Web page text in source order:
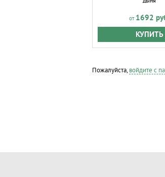
1692
КУПИТЬ
Пожалуйста, войдите с